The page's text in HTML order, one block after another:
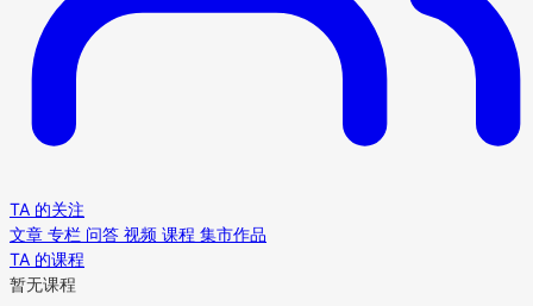
TA 的关注
文章 专栏 问答 视频 课程 集市作品
TA 的课程
暂无课程